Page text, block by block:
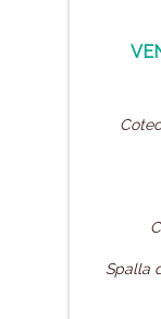
Spalla